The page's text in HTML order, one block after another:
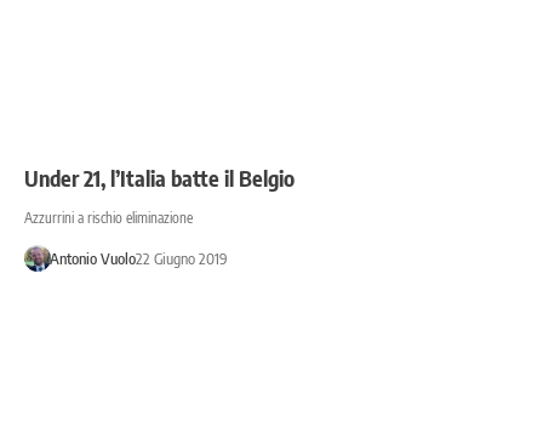
Under 21, l’Italia batte il Belgio
Azzurrini a rischio eliminazione
Antonio Vuolo22 Giugno 2019